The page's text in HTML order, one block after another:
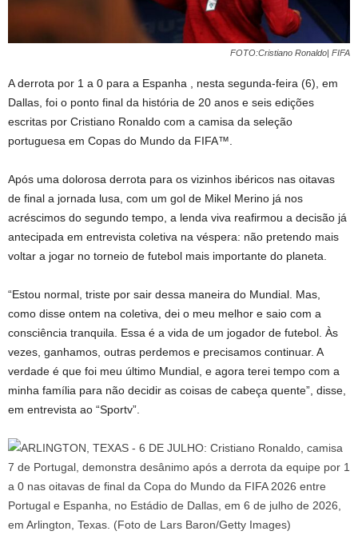
FOTO:Cristiano Ronaldo| FIFA
A derrota por 1 a 0 para a Espanha , nesta segunda-feira (6), em
Dallas, foi o ponto final da história de 20 anos e seis edições
escritas por Cristiano Ronaldo com a camisa da seleção
portuguesa em Copas do Mundo da FIFA™.
Após uma dolorosa derrota para os vizinhos ibéricos nas oitavas
de final a jornada lusa, com um gol de Mikel Merino já nos
acréscimos do segundo tempo, a lenda viva reafirmou a decisão já
antecipada em entrevista coletiva na véspera: não pretendo mais
voltar a jogar no torneio de futebol mais importante do planeta.
“Estou normal, triste por sair dessa maneira do Mundial. Mas,
como disse ontem na coletiva, dei o meu melhor e saio com a
consciência tranquila. Essa é a vida de um jogador de futebol. Às
vezes, ganhamos, outras perdemos e precisamos continuar. A
verdade é que foi meu último Mundial, e agora terei tempo com a
minha família para não decidir as coisas de cabeça quente”, disse,
em entrevista ao “Sportv”.